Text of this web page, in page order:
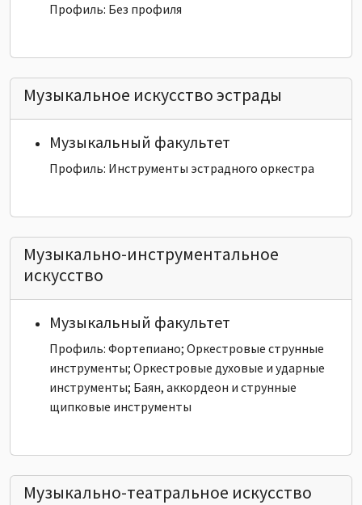
Профиль: Без профиля
Музыкальное искусство эстрады
Музыкальный факультет
Профиль: Инструменты эстрадного оркестра
Музыкально-инструментальное
искусство
Музыкальный факультет
Профиль: Фортепиано; Оркестровые струнные
инструменты; Оркестровые духовые и ударные
инструменты; Баян, аккордеон и струнные
щипковые инструменты
Музыкально-театральное искусство